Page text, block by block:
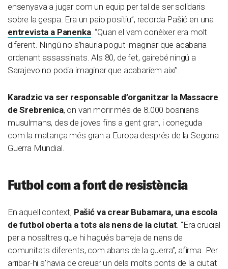
ensenyava a jugar com un equip per tal de ser solidaris
sobre la gespa. Era un paio positiu”, recorda Pašić en una
entrevista a Panenka. “Quan el vam conèixer era molt
diferent. Ningú no s’hauria pogut imaginar que acabaria
ordenant assassinats. Als 80, de fet, gairebé ningú a
Sarajevo no podia imaginar que acabaríem així”.
Karadzic va ser responsable d’organitzar la Massacre
de Srebrenica, on van morir més de 8.000 bosnians
musulmans, des de joves fins a gent gran, i coneguda
com la matança més gran a Europa després de la Segona
Guerra Mundial.
Futbol com a font de resistència
En aquell context, Pašić va crear Bubamara, una escola
de futbol oberta a tots als nens de la ciutat. “Era crucial
per a nosaltres que hi hagués barreja de nens de
comunitats diferents, com abans de la guerra”, afirma. Per
arribar-hi s’havia de creuar un dels molts ponts de la ciutat